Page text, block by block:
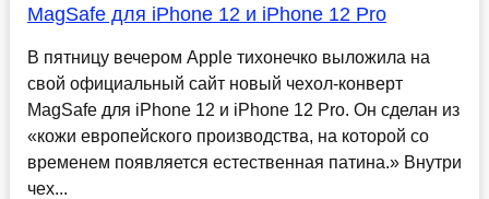
MagSafe для iPhone 12 и iPhone 12 Pro
В пятницу вечером Apple тихонечко выложила на
свой официальный сайт новый чехол-конверт
MagSafe для iPhone 12 и iPhone 12 Pro. Он сделан из
«кожи европейского производства, на которой со
временем появляется естественная патина.» Внутри
чех...